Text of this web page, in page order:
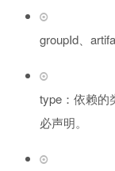
groupId、
type：依赖的
必声明。